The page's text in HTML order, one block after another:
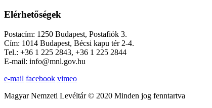
Elérhetőségek
Postacím: 1250 Budapest, Postafiók 3.
Cím: 1014 Budapest, Bécsi kapu tér 2-4.
Tel.: +36 1 225 2843, +36 1 225 2844
E-mail: info@mnl.gov.hu
e-mail facebook vimeo
Magyar Nemzeti Levéltár © 2020 Minden jog fenntartva